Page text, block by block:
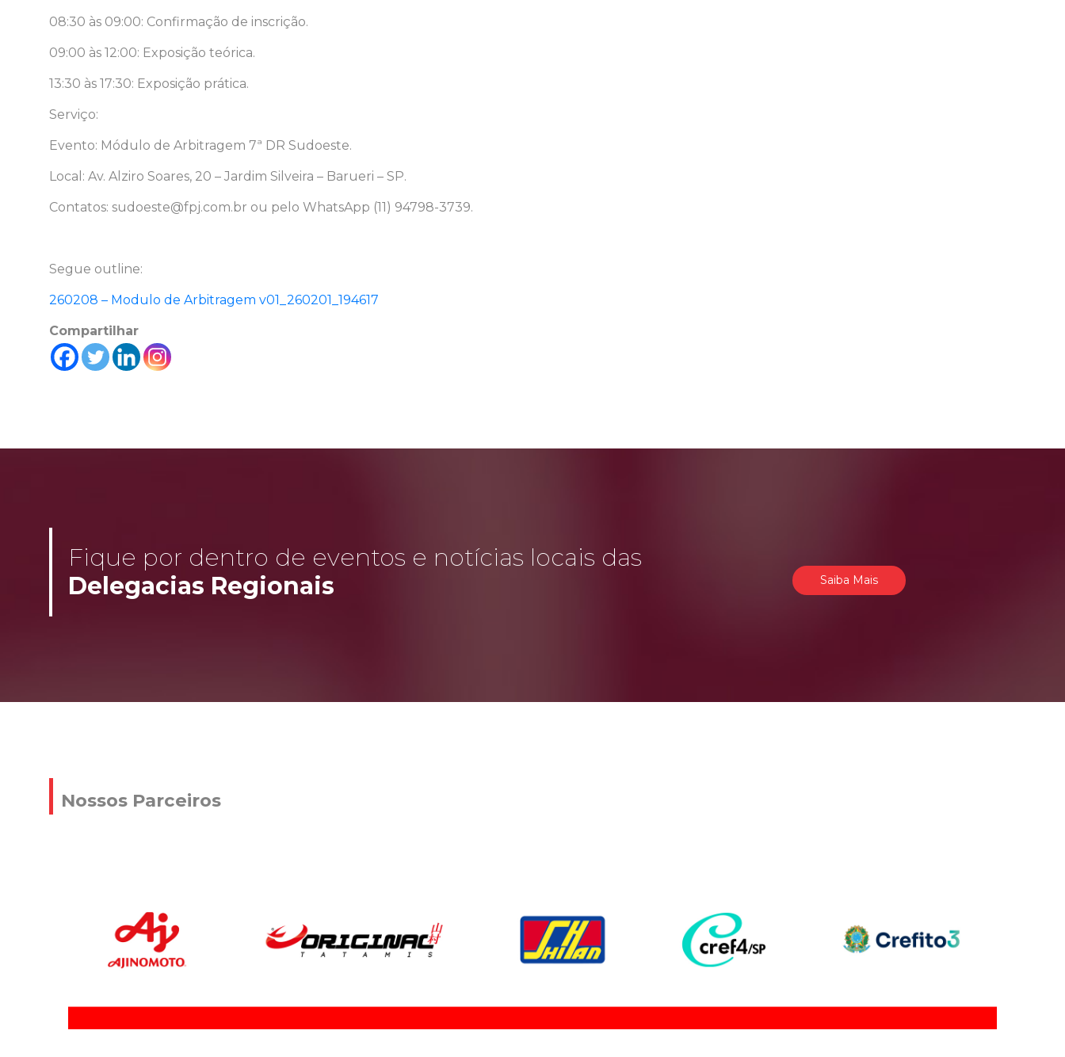
08:30 às 09:00: Confirmação de inscrição.
09:00 às 12:00: Exposição teórica.
13:30 às 17:30: Exposição prática.
Serviço:
Evento: Módulo de Arbitragem 7ª DR Sudoeste.
Local: Av. Alziro Soares, 20 – Jardim Silveira – Barueri – SP.
Contatos: sudoeste@fpj.com.br ou pelo WhatsApp (11) 94798-3739.
Segue outline:
260208 – Modulo de Arbitragem v01_260201_194617
Compartilhar
Fique por dentro de eventos e notícias locais das
Delegacias Regionais
Saiba Mais
Nossos Parceiros